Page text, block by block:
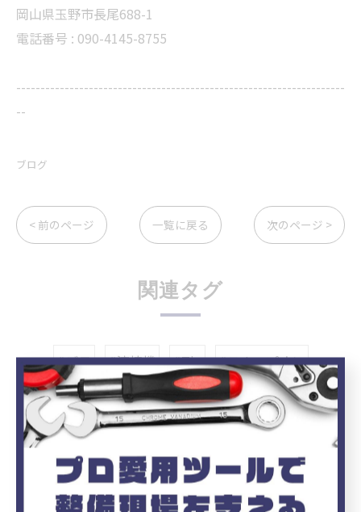
岡山県玉野市長尾688-1
電話番号 : 090-4145-8755
--------------------------------------------------------------------
--
ブログ
< 前のページ 一覧に戻る 次のページ >
関連タグ
#デモ #溶接機 #Tig #スナップオン
全てのカテゴリー